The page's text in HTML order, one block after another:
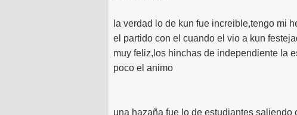
la verdad lo de kun fue increible,tengo mi
el partido con el cuando el vio a kun
muy feliz,los hinchas de independiente la
poco el animo
una hazaña fue lo de estudiantes saliendo